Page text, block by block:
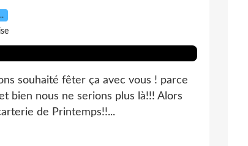
souhaité fêter ça avec vous ! parce
bien nous ne serions plus là!!! Alors
de Printemps!!...